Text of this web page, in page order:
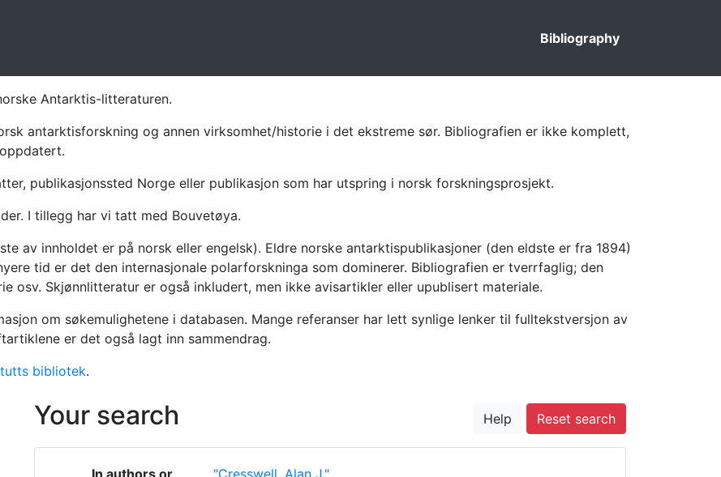
Bibliography
Antarktis-litteraturen.
antarktisforskning og annen virksomhet/historie i det ekstreme sør. Bibliografien er ikke komplett,
publikasjonssted Norge eller publikasjon som har utspring i norsk forskningsprosjekt.
I tillegg har vi tatt med Bouvetøya.
av innholdet er på norsk eller engelsk). Eldre norske antarktispublikasjoner (den eldste er fra 1894)
tid er det den internasjonale polarforskninga som dominerer. Bibliografien er tverrfaglig; den
osv. Skjønnlitteratur er også inkludert, men ikke avisartikler eller upublisert materiale.
om søkemulighetene i databasen. Mange referanser har lett synlige lenker til fulltekstversjon av
er det også lagt inn sammendrag.
bibliotek.
Your search Help Reset search
In authors or
"Cresswell, Alan J."